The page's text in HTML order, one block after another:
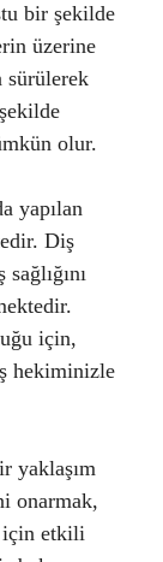
bir şekilde
üzerine
sürülerek
olur.
yapılan
Diş
için,
hekiminizle
yaklaşım
onarmak,
için etkili